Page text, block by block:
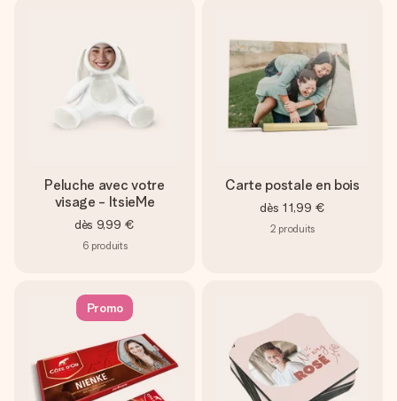
Peluche avec votre
visage - ItsieMe
dès 9,99 €
6 produits
Carte postale en bois
dès 11,99 €
2 produits
Promo